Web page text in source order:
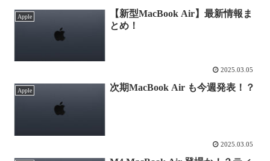
Apple
【新型MacBook Air】最新情報ま
とめ！
2025.03.05
Apple 次期MacBook Air も今週発表！？
2025.03.05